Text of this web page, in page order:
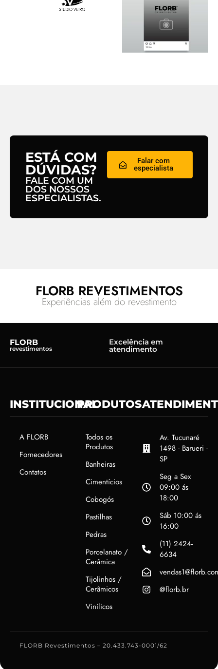
ESTÁ COM
DÚVIDAS?
FALE COM UM
DOS NOSSOS
ESPECIALISTAS.
Falar com
especialista
FLORB REVESTIMENTOS
Experiências além do revestimento
FLORB
revestimentos
Excelência em
atendimento
INSTITUCIONAL
A FLORB
Fornecedores
Contatos
PRODUTOS
Todos os
Produtos
Banheiras
Cimentícios
Cobogós
Pastilhas
Pedras
Porcelanato /
Cerâmica
Tijolinhos /
Cerâmicos
Vinílicos
Av. Tucunaré
1498 - Barueri -
SP
Seg a Sex
09:00 ás
18:00
Sáb 10:00 ás
16:00
(11) 2424-
6634
@florb.br
FLORB Revestimentos – 20.433.743-0001/62